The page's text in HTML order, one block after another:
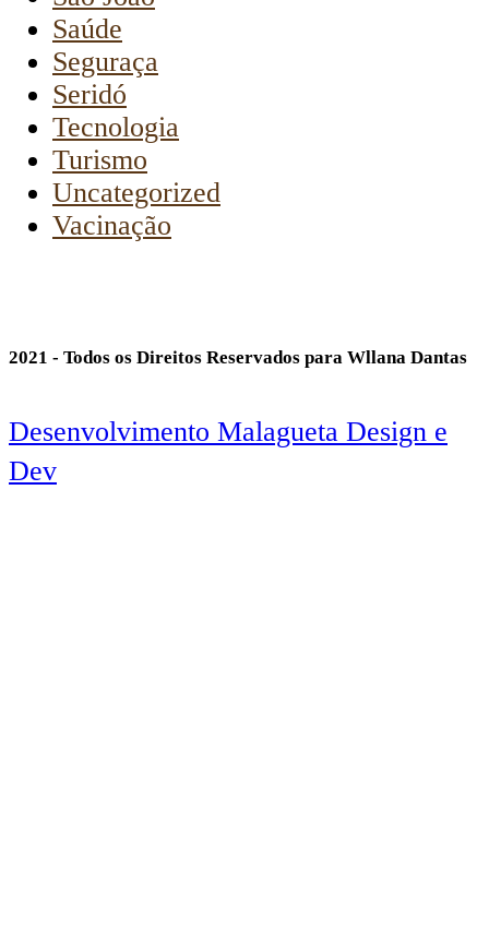
Saúde
Seguraça
Seridó
Tecnologia
Turismo
Uncategorized
Vacinação
2021 - Todos os Direitos Reservados para Wllana Dantas
Desenvolvimento Malagueta Design e
Dev